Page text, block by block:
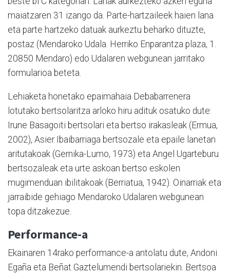
maiatzaren 31 izango da. Parte-hartzaileek haien lana
eta parte hartzeko datuak aurkeztu beharko dituzte,
postaz (Mendaroko Udala. Herriko Enparantza plaza, 1.
20850 Mendaro) edo Udalaren webgunean jarritako
formularioa beteta.
Lehiaketa honetako epaimahaia Debabarrenera
lotutako bertsolaritza arloko hiru adituk osatuko dute:
Irune Basagoiti bertsolari eta bertso irakasleak (Ermua,
2002), Asier Ibaibarriaga bertsozale eta epaile lanetan
aritutakoak (Gernika-Lumo, 1973) eta Angel Ugarteburu
bertsozaleak eta urte askoan bertso eskolen
mugimenduan ibilitakoak (Berriatua, 1942). Oinarriak eta
jarraibide gehiago Mendaroko Udalaren webgunean
topa ditzakezue.
Performance-a
Ekainaren 14rako performance-a antolatu dute, Andoni
Egaña eta Beñat Gaztelumendi bertsolariekin. Bertsoa